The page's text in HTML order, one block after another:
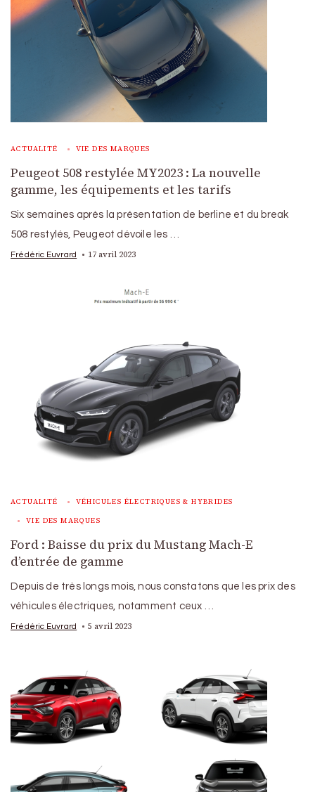
ACTUALITÉ VIE DES MARQUES
Peugeot 508 restylée MY2023 : La nouvelle
gamme, les équipements et les tarifs
Six semaines après la présentation de berline et du break
508 restylés, Peugeot dévoile les …
Frédéric Euvrard 17 avril 2023
ACTUALITÉ VÉHICULES ÉLECTRIQUES & HYBRIDES
VIE DES MARQUES
Ford : Baisse du prix du Mustang Mach-E
d’entrée de gamme
Depuis de très longs mois, nous constatons que les prix des
véhicules électriques, notamment ceux …
Frédéric Euvrard 5 avril 2023